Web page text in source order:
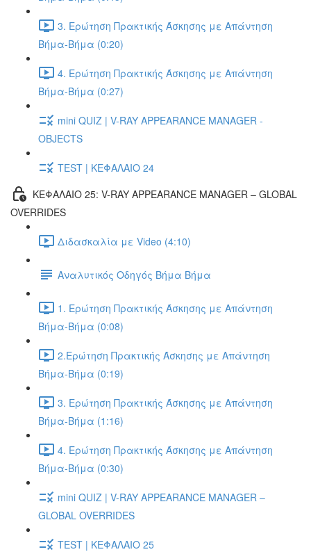
3. Ερώτηση Πρακτικής Άσκησης με Απάντηση
Βήμα-Βήμα (0:20)
4. Ερώτηση Πρακτικής Άσκησης με Απάντηση
Βήμα-Βήμα (0:27)
mini QUIZ | V-RAY APPEARANCE MANAGER -
OBJECTS
TEST | ΚΕΦΑΛΑΙΟ 24
ΚΕΦΑΛΑΙΟ 25: V-RAY APPEARANCE MANAGER – GLOBAL
OVERRIDES
Διδασκαλία με Video (4:10)
Αναλυτικός Οδηγός Βήμα Βήμα
1. Ερώτηση Πρακτικής Άσκησης με Απάντηση
Βήμα-Βήμα (0:08)
2.Ερώτηση Πρακτικής Άσκησης με Απάντηση
Βήμα-Βήμα (0:19)
3. Ερώτηση Πρακτικής Άσκησης με Απάντηση
Βήμα-Βήμα (1:16)
4. Ερώτηση Πρακτικής Άσκησης με Απάντηση
Βήμα-Βήμα (0:30)
mini QUIZ | V-RAY APPEARANCE MANAGER –
GLOBAL OVERRIDES
TEST | ΚΕΦΑΛΑΙΟ 25